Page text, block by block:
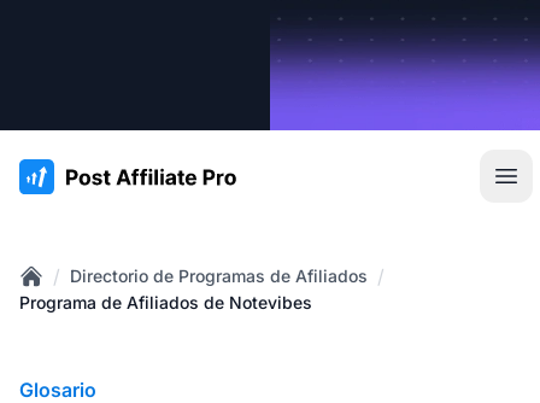
:site.title
Home
/ Directorio de Programas de Afiliados /
Programa de Afiliados de Notevibes
Glosario